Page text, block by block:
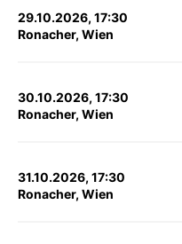
29.10.2026, 17:30
Ronacher, Wien
30.10.2026, 17:30
Ronacher, Wien
31.10.2026, 17:30
Ronacher, Wien